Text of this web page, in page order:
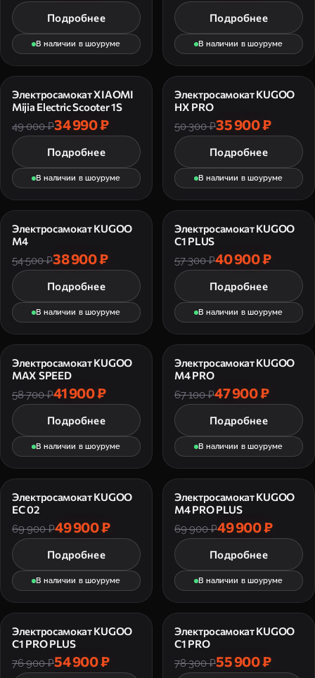
Подробнее
В наличии в шоуруме
Подробнее
В наличии в шоуруме
Электросамокат XIAOMI
Mijia Electric Scooter 1S
49 000 ₽34 990 ₽
Подробнее
В наличии в шоуруме
Электросамокат KUGOO
HX PRO
50 300 ₽35 900 ₽
Подробнее
В наличии в шоуруме
Электросамокат KUGOO
M4
54 500 ₽38 900 ₽
Подробнее
В наличии в шоуруме
Электросамокат KUGOO
C1 PLUS
57 300 ₽40 900 ₽
Подробнее
В наличии в шоуруме
Электросамокат KUGOO
MAX SPEED
58 700 ₽41 900 ₽
Подробнее
В наличии в шоуруме
Электросамокат KUGOO
M4 PRO
67 100 ₽47 900 ₽
Подробнее
В наличии в шоуруме
Электросамокат KUGOO
EC 02
69 900 ₽49 900 ₽
Подробнее
В наличии в шоуруме
Электросамокат KUGOO
M4 PRO PLUS
69 900 ₽49 900 ₽
Подробнее
В наличии в шоуруме
Электросамокат KUGOO
C1 PRO PLUS
76 900 ₽54 900 ₽
Электросамокат KUGOO
C1 PRO
78 300 ₽55 900 ₽